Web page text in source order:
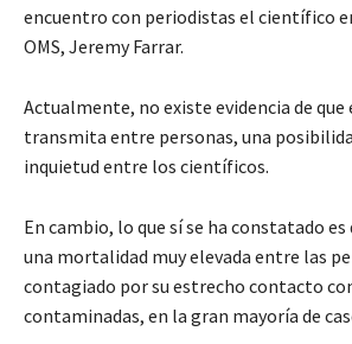
encuentro con periodistas el científico
OMS, Jeremy Farrar.
Actualmente, no existe evidencia de que
transmita entre personas, una
inquietud entre los científicos.
En cambio, lo que sí se ha constatado
una mortalidad muy elevada entre las
contagiado por su estrecho contacto
contaminadas, en la gran mayoría de